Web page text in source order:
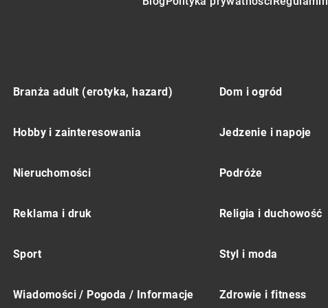
Branża adult (erotyka, hazard) Dom i ogród
Hobby i zainteresowania Jedzenie i napoje
Nieruchomości Podróże
Reklama i druk Religia i duchowość
Sport Styl i moda
Wiadomości / Pogoda / Informacje Zdrowie i fitness